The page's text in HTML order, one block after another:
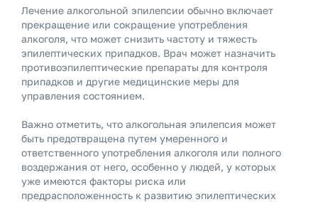
Лечение алкогольной эпилепсии обычно включает
прекращение или сокращение употребления
алкоголя, что может снизить частоту и тяжесть
эпилептических припадков. Врач может назначить
противоэпилептические препараты для контроля
припадков и другие медицинские меры для
управления состоянием.
Важно отметить, что алкогольная эпилепсия может
быть предотвращена путем умеренного и
ответственного употребления алкоголя или полного
воздержания от него, особенно у людей, у которых
уже имеются факторы риска или
предрасположенность к развитию эпилептических